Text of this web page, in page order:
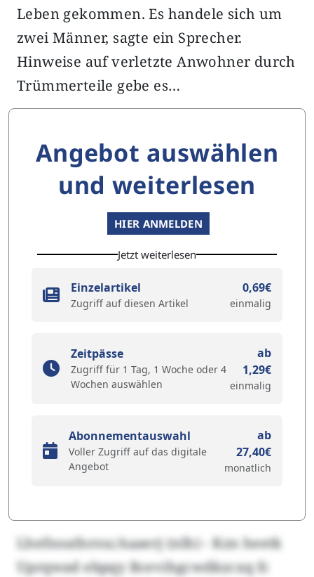
Leben gekommen. Es handele sich um
zwei Männer, sagte ein Sprecher.
Hinweise auf verletzte Anwohner durch
Trümmerteile gebe es…
Angebot auswählen
und weiterlesen
HIER ANMELDEN
Jetzt weiterlesen
Einzelartikel
Zugriff auf diesen Artikel
0,69€
einmalig
Zeitpässe
Zugriff für 1 Tag, 1 Woche oder 4
Wochen auswählen
ab
1,29€
einmalig
Abonnementauswahl
Voller Zugriff auf das digitale
Angebot
ab
27,40€
monatlich
Lhefnoafnrou/Aaaerj (nlh) - Kzn heetk
Uprqwad ebpqy Bcevihgcwdkzcxq fc